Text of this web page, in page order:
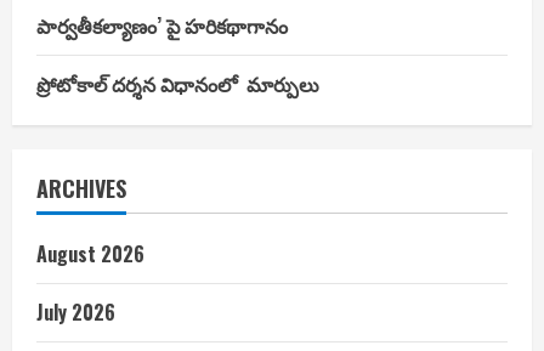
పార్వతీకల్యాణం’ పై హరికథాగానం
ప్రోటోకాల్ దర్శన విధానంలో మార్పులు
ARCHIVES
August 2026
July 2026